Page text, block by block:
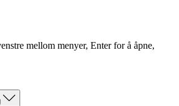
mellom menyer, Enter for å åpne,